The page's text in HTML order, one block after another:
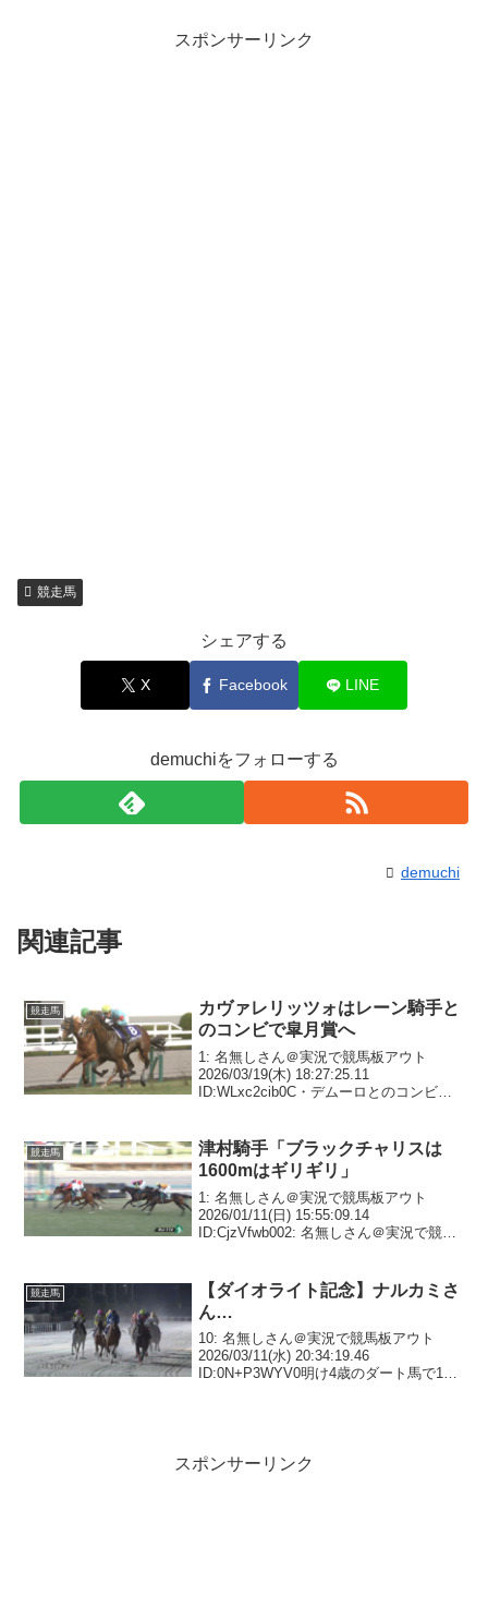
スポンサーリンク
競走馬
シェアする
X Facebook LINE
demuchiをフォローする
demuchi
関連記事
競走馬
カヴァレリッツォはレーン騎手と
のコンビで皐月賞へ
1: 名無しさん＠実況で競馬板アウト
2026/03/19(木) 18:27:25.11
ID:WLxc2cib0C・デムーロとのコンビで
ーリア)は短期免許で来...
競走馬
津村騎手「ブラックチャリスは
1600mはギリギリ」
1: 名無しさん＠実況で競馬板アウト
2026/01/11(日) 15:55:09.14
ID:CjzVfwb002: 名無しさん＠実況で競馬
競走馬
【ダイオライト記念】ナルカミさ
ん…
10: 名無しさん＠実況で競馬板アウト
2026/03/11(水) 20:34:19.46
ID:0N+P3WYV0明け4歳のダート馬で1番
スポンサーリンク